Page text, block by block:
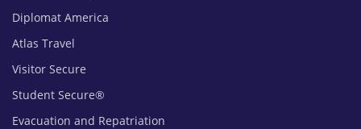
Diplomat America
Atlas Travel
Visitor Secure
Student Secure®
Evacuation and Repatriation